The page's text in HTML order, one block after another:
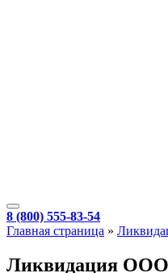
8 (800) 555-83-54
Главная страница »
Ликвидация ООО